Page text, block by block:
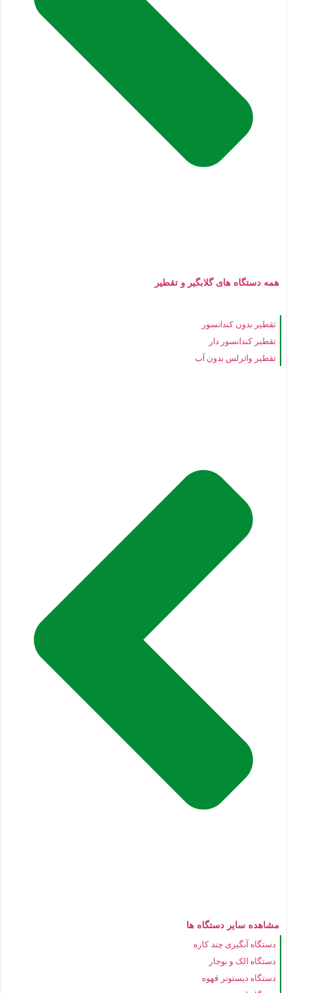
همه دستگاه های گلابگیر و تقطیر
تقطیر بدون کندانسور
تقطیر کندانسور دار
تقطیر واترلس بدون آب
مشاهده سایر دستگاه ها
دستگاه آبگیری چند کاره
دستگاه الک و بوجار
دستگاه دیستونر قهوه